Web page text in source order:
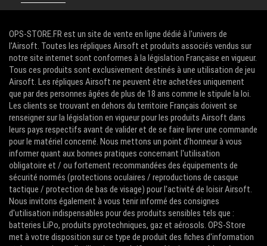
OPS-STORE.FR est un site de vente en ligne dédié à l'univers de
l'Airsoft. Toutes les répliques Airsoft et produits associés vendus sur
notre site internet sont conformes à la législation Française en vigueur.
Tous ces produits sont exclusivement destinés à une utilisation de jeu
Airsoft. Les répliques Airsoft ne peuvent être achetées uniquement
que par des personnes âgées de plus de 18 ans comme le stipule la loi.
Les clients se trouvant en dehors du territoire Français doivent se
renseigner sur la législation en vigueur pour les produits Airsoft dans
leurs pays respectifs avant de valider et de se faire livrer une commande
pour le matériel concerné. Nous mettons un point d'honneur à vous
informer quant aux bonnes pratiques concernant l'utilisation
obligatoire et / ou fortement recommandées des équipements de
sécurité normés (protections oculaires / reproductions de casque
tactique / protection de bas de visage) pour l'activité de loisir Airsoft.
Nous invitons également à vous tenir informé des consignes
d'utilisation indispensables pour des produits sensibles tels que :
batteries LiPo, produits pyrotechniques, gaz et aérosols. OPS-Store
met à votre disposition sur ce type de produit des fiches d'information